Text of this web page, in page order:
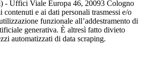
- Uffici Viale Europa 46, 20093 Cologno
contenuti e ai dati personali trasmessi e/o
funzionale all’addestramento di
generativa. È altresì fatto divieto
automatizzati di data scraping.